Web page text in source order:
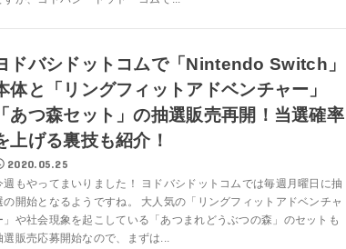
ドバシドットコムで「Nintendo Switch」
体と「リングフィットアドベンチャー」
あつ森セット」の抽選販売再開！当選確率
上げる裏技も紹介！
2020.05.25
週もやってまいりました！ ヨドバシドットコムでは毎週月曜日に抽
の開始となるようですね。 大人気の「リングフィットアドベンチャ
」や社会現象を起こしている「あつまれどうぶつの森」のセットも
選販売応募開始なので、まずは...